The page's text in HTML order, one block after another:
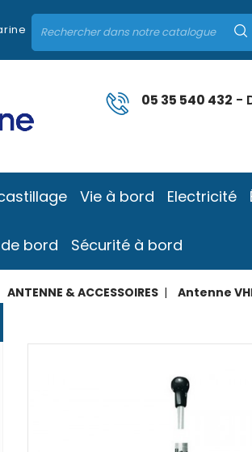
05 35 540 432 -
Vie à bord Electricité
bord Sécurité à bord
ANTENNE & ACCESSOIRES Antenne